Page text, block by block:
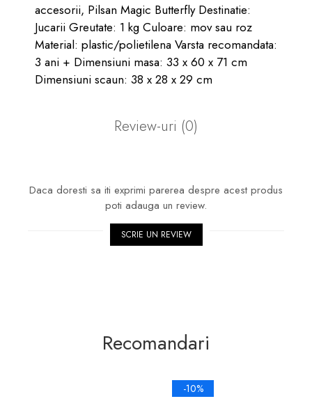
accesorii, Pilsan Magic Butterfly Destinatie:
Jucarii Greutate: 1 kg Culoare: mov sau roz
Material: plastic/polietilena Varsta recomandata:
3 ani + Dimensiuni masa: 33 x 60 x 71 cm
Dimensiuni scaun: 38 x 28 x 29 cm
Review-uri (0)
Daca doresti sa iti exprimi parerea despre acest produs
poti adauga un review.
SCRIE UN REVIEW
Recomandari
-10%